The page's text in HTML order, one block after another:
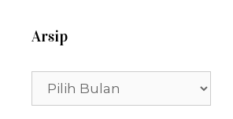
Arsip
Arsip